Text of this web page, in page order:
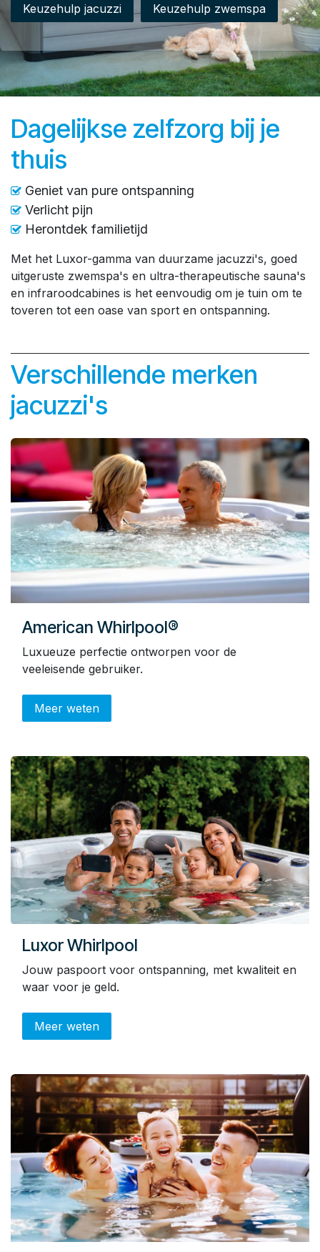
Keuzehulp jacuzzi Keuzehulp zwemspa
Dagelijkse zelfzorg bij je
thuis
Geniet van pure ontspanning
Verlicht pijn
Herontdek familietijd
Met het Luxor-gamma van duurzame jacuzzi's, goed
uitgeruste zwemspa's en ultra-therapeutische sauna's
en infraroodcabines is het eenvoudig om je tuin om te
toveren tot een oase van sport en ontspanning.
Verschillende merken
jacuzzi's
American Whirlpool®
Luxueuze perfectie ontworpen voor de
veeleisende gebruiker.
Meer weten
Luxor Whirlpool
Jouw paspoort voor ontspanning, met kwaliteit en
waar voor je geld.
Meer weten